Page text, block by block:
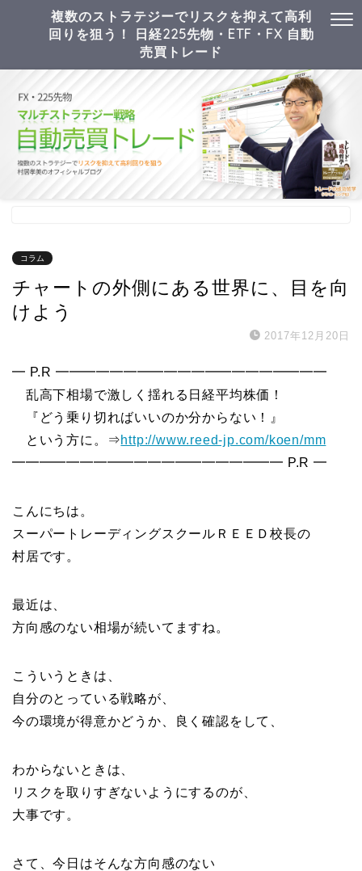
複数のストラテジーでリスクを抑えて高利
回りを狙う！ 日経225先物・ETF・FX 自動
売買トレード
コラム
チャートの外側にある世界に、目を向
けよう
2017年12月20日
━ P.R ━━━━━━━━━━━━━━━━━━━━
乱高下相場で激しく揺れる日経平均株価！
『どう乗り切ればいいのか分からない！』
という方に。⇒http://www.reed-jp.com/koen/mm
━━━━━━━━━━━━━━━━━━━━ P.R ━
こんにちは。
スーパートレーディングスクールＲＥＥＤ校長の
村居です。
最近は、
方向感のない相場が続いてますね。
こういうときは、
自分のとっている戦略が、
今の環境が得意かどうか、良く確認をして、
わからないときは、
リスクを取りすぎないようにするのが、
大事です。
さて、今日はそんな方向感のない